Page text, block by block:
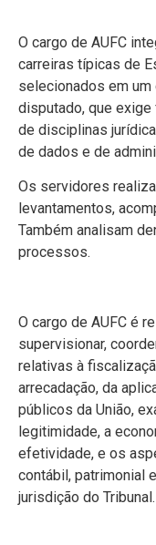
O cargo de AUFC
carreiras típicas de
selecionados em
disputado, que
de disciplinas
de dados e de
Os servidores
levantamentos,
Também analisam
processos.
O cargo de AUFC é
supervisionar,
relativas à
arrecadação, da
públicos da União,
legitimidade, a
efetividade, e os
contábil, patrimonial
jurisdição do Tribunal.